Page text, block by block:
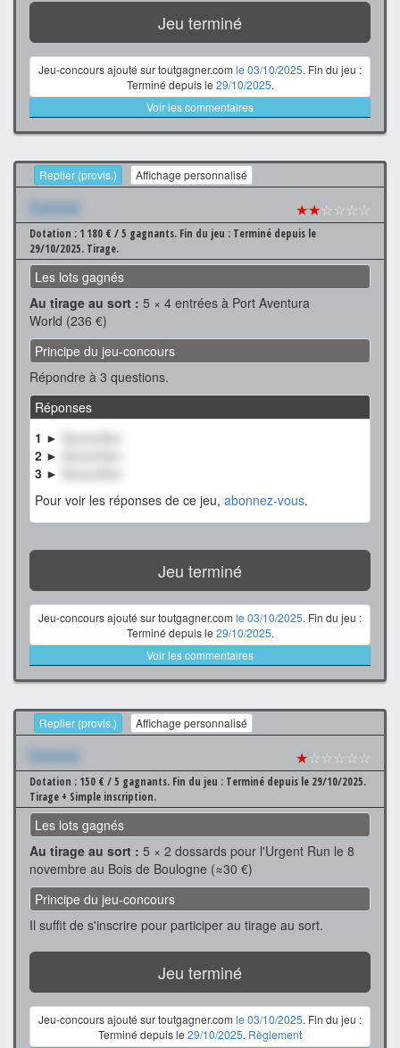
Jeu terminé
Jeu-concours ajouté sur toutgagner.com le 03/10/2025. Fin du jeu :
Terminé depuis le 29/10/2025.
Voir les commentaires
Replier (provis.) Affichage personnalisé
Xxxxxxx ★★☆☆☆☆
Dotation : 1 180 € / 5 gagnants. Fin du jeu : Terminé depuis le
29/10/2025. Tirage.
Les lots gagnés
Au tirage au sort : 5 × 4 entrées à Port Aventura
World (236 €)
Principe du jeu-concours
Répondre à 3 questions.
Réponses
1 ►
XxxxxxXxx
2 ►
3 ►
Pour voir les réponses de ce jeu, abonnez-vous.
Jeu terminé
Jeu-concours ajouté sur toutgagner.com le 03/10/2025. Fin du jeu :
Terminé depuis le 29/10/2025.
Voir les commentaires
Replier (provis.) Affichage personnalisé
Xxxxxxx ★☆☆☆☆☆
Dotation : 150 € / 5 gagnants. Fin du jeu : Terminé depuis le 29/10/2025.
Tirage + Simple inscription.
Les lots gagnés
Au tirage au sort : 5 × 2 dossards pour l'Urgent Run le 8
novembre au Bois de Boulogne (≈30 €)
Principe du jeu-concours
Il suffit de s'inscrire pour participer au tirage au sort.
Jeu terminé
Jeu-concours ajouté sur toutgagner.com le 03/10/2025. Fin du jeu :
Terminé depuis le 29/10/2025. Règlement